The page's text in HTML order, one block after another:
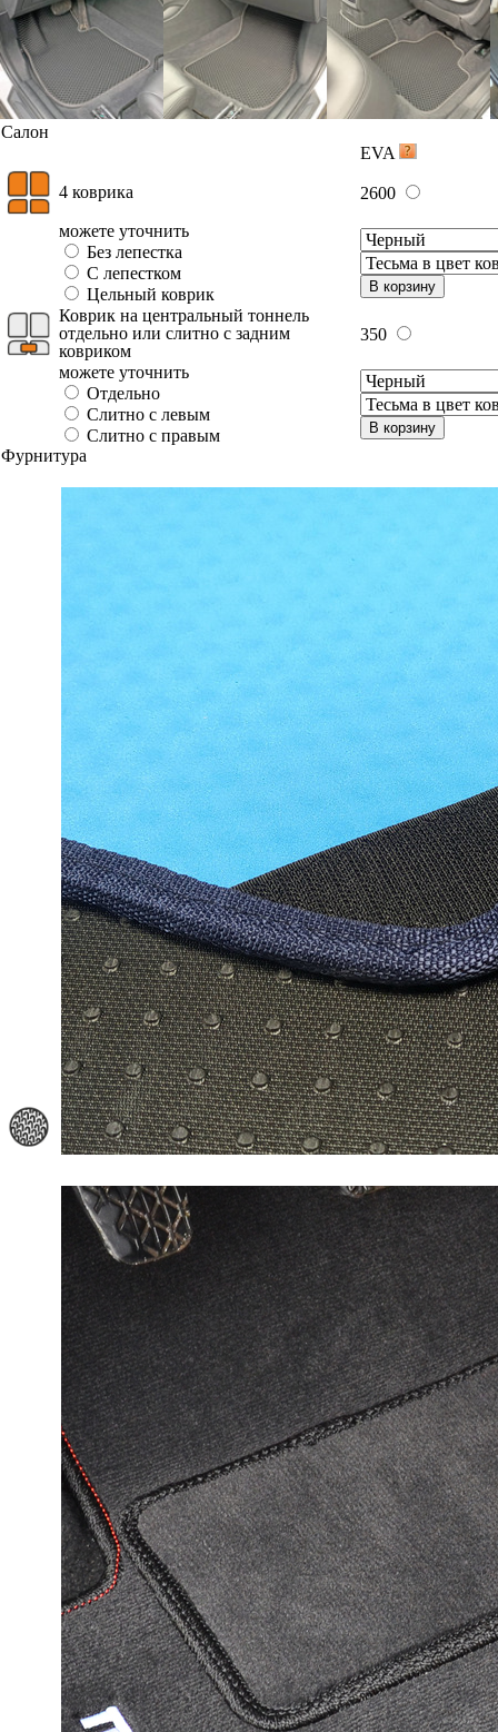
Салон
EVA
4 коврика
2600
можете уточнить
Без лепестка
С лепестком
Цельный коврик
В корзину
Коврик на центральный тоннель
отдельно или слитно с задним
ковриком
350
можете уточнить
Отдельно
Слитно с левым
Слитно с правым
В корзину
Фурнитура